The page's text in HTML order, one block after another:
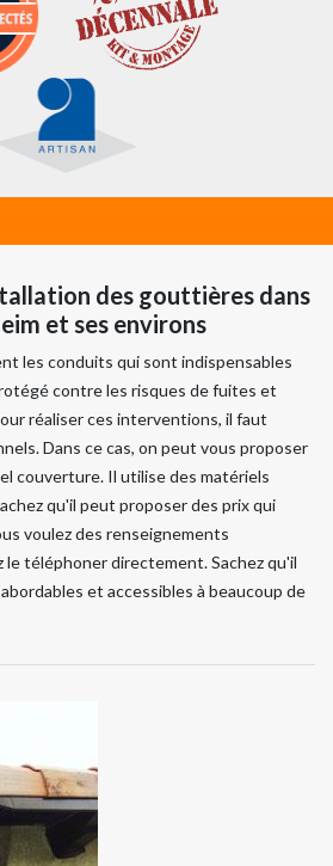
des gouttières dans
et ses environs
les conduits qui sont indispensables
contre les risques de fuites et
réaliser ces interventions, il faut
Dans ce cas, on peut vous proposer
couverture. Il utilise des matériels
qu'il peut proposer des prix qui
voulez des renseignements
le téléphoner directement. Sachez qu'il
et accessibles à beaucoup de